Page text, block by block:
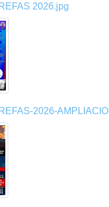
2026.jpg
2026-